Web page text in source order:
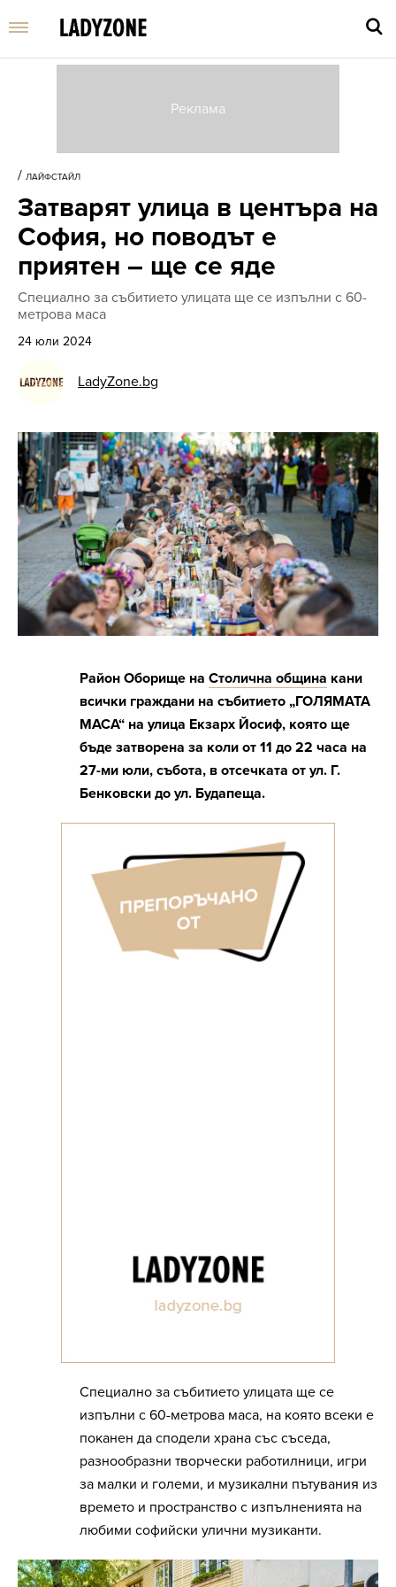
и
/ ЛАЙФСТАЙЛ
Затварят улица в центъра на
София, но поводът е
приятен – ще се яде
Специално за събитието улицата ще се изпълни с 60-
метрова маса
24 юли 2024
LadyZone.bg
Район Оборище на Столична община кани
всички граждани на събитието „ГОЛЯМАТА
МАСА“ на улица Екзарх Йосиф, която ще
бъде затворена за коли от 11 до 22 часа на
27-ми юли, събота, в отсечката от ул. Г.
Бенковски до ул. Будапеща.
Специално за събитието улицата ще се
изпълни с 60-метрова маса, на която всеки е
поканен да сподели храна със съседа,
разнообразни творчески работилници, игри
за малки и големи, и музикални пътувания из
времето и пространство с изпълненията на
любими софийски улични музиканти.